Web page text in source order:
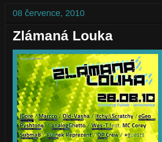
08 července, 2010
Zlámaná Louka